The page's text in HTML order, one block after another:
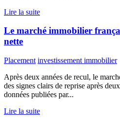
Lire la suite
Le marché immobilier
nette
Placement investissement immobilier
Après deux années de recul, le
des signes clairs de reprise après
données publiées par...
Lire la suite